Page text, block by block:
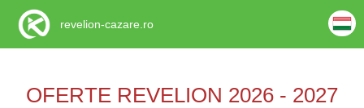
OFERTE REVELION 2026 - 2027
revelion-cazare.ro